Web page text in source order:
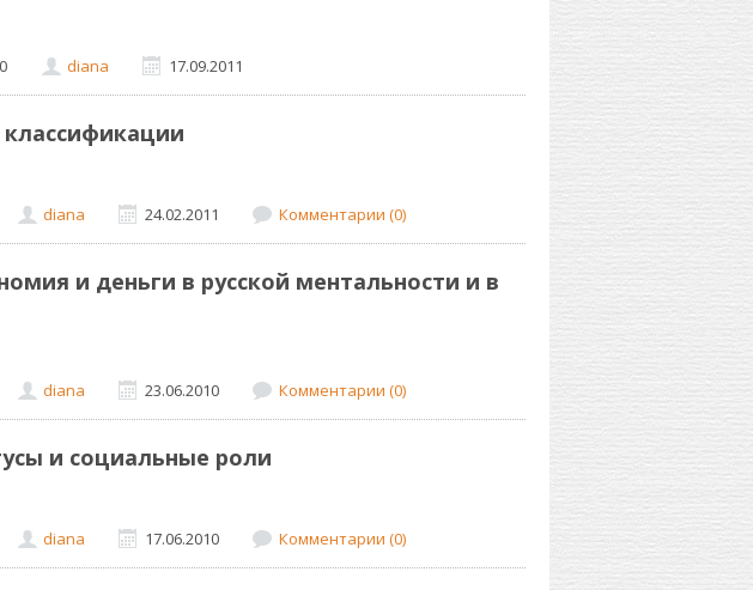
diana 17.09.2011
diana 24.02.2011 Комментарии (0)
и деньги в русской ментальности и в
diana 23.06.2010 Комментарии (0)
и социальные роли
diana 17.06.2010 Комментарии (0)